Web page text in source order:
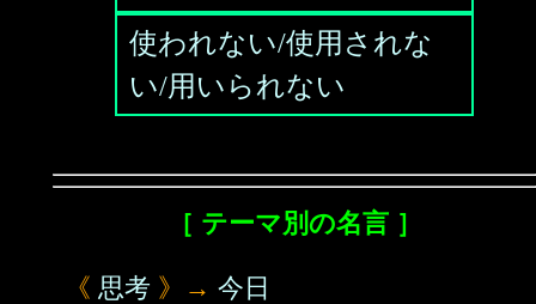
使われない/使用されな
い/用いられない
［ テーマ別の名言 ］
《 思考 》→ 今日